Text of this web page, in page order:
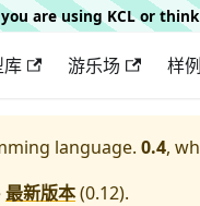
you are using KCL or
库 游乐场 样例
language. 0.4,
最新版本(0.12).